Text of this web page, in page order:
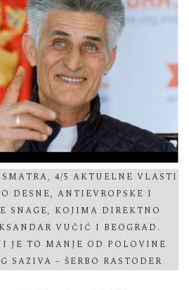
4/5 AKTUELNE VLASTI
DESNE, ANTIEVROPSKE I
SNAGE, KOJIMA DIREKTNO
VUČIĆ I BEOGRAD.
JE TO MANJE OD POLOVINE
SAZIVA – ŠERBO RASTODER